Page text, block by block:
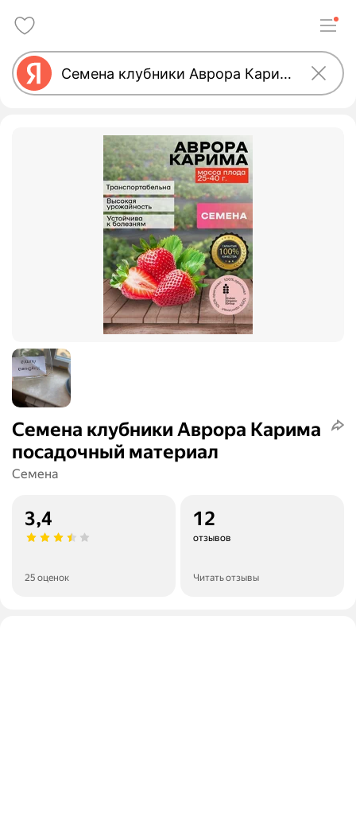
Семена клубники Аврора Карима
посадочный материал
Семена
3,4
25 оценок
12
отзывов
Читать отзывы